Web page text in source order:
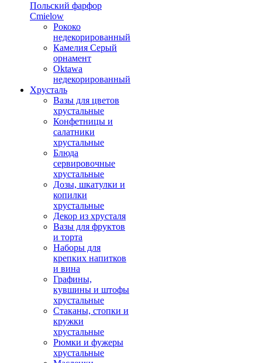
Польский фарфор
Сmielow
Рококо
недекорированный
Камелия Серый
орнамент
Oktawa
недекорированный
Хрусталь
Вазы для цветов
хрустальные
Конфетницы и
салатники
хрустальные
Блюда
сервировочные
хрустальные
Дозы, шкатулки и
копилки
хрустальные
Декор из хрусталя
Вазы для фруктов
и торта
Наборы для
крепких напитков
и вина
Графины,
кувшины и штофы
хрустальные
Стаканы, стопки и
кружки
хрустальные
Рюмки и фужеры
хрустальные